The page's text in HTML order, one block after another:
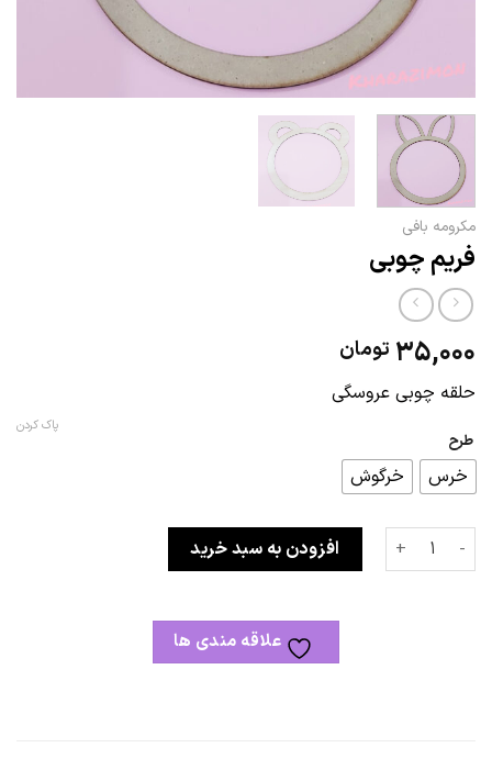
مکرومه بافی
فریم چوبی
35,000 تومان
حلقه چوبی عروسگی
طرح
خرس خرگوش
پاک کردن
فریم چوبی عدد افزودن به سبد خرید
علاقه مندی ها